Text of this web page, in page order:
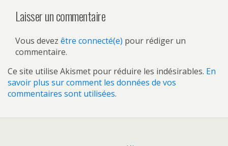
Laisser un commentaire
Vous devez être connecté(e) pour rédiger un
commentaire.
Ce site utilise Akismet pour réduire les indésirables. En
savoir plus sur comment les données de vos
commentaires sont utilisées.